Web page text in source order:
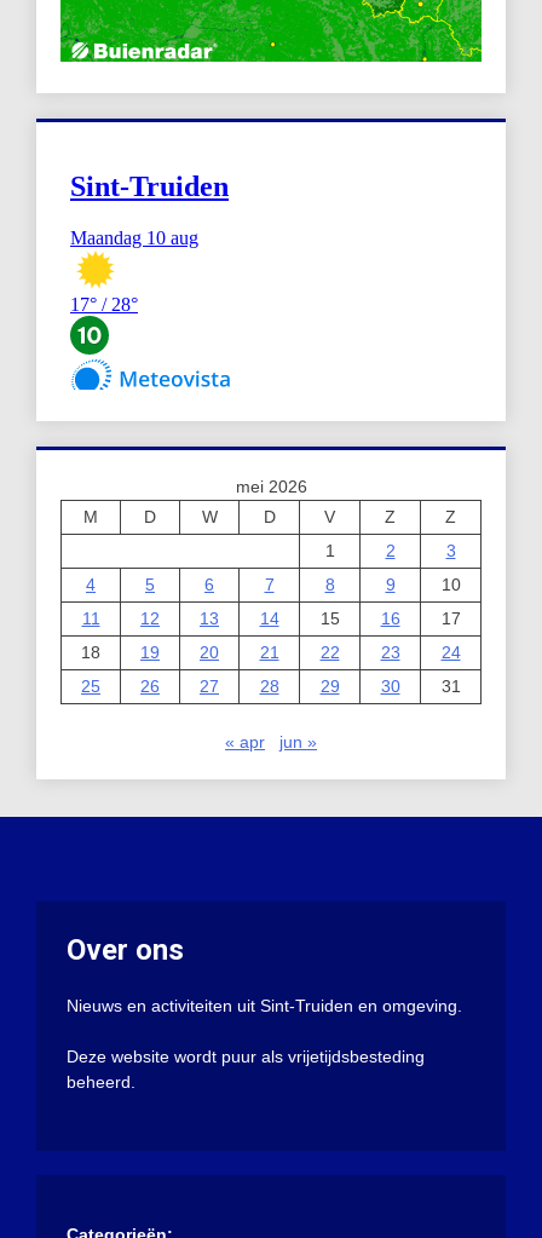
mei 2026
M
D W D V Z
Z
1
2
3
4
5 6 7 8 9
10
11
12 13 14 15 16
17
18
19 20 21 22 23
24
25
26 27 28 29 30 31
« apr jun »
Over ons
Nieuws en activiteiten uit Sint-Truiden en omgeving.
Deze website wordt puur als vrijetijdsbesteding
beheerd.
Categorieën: